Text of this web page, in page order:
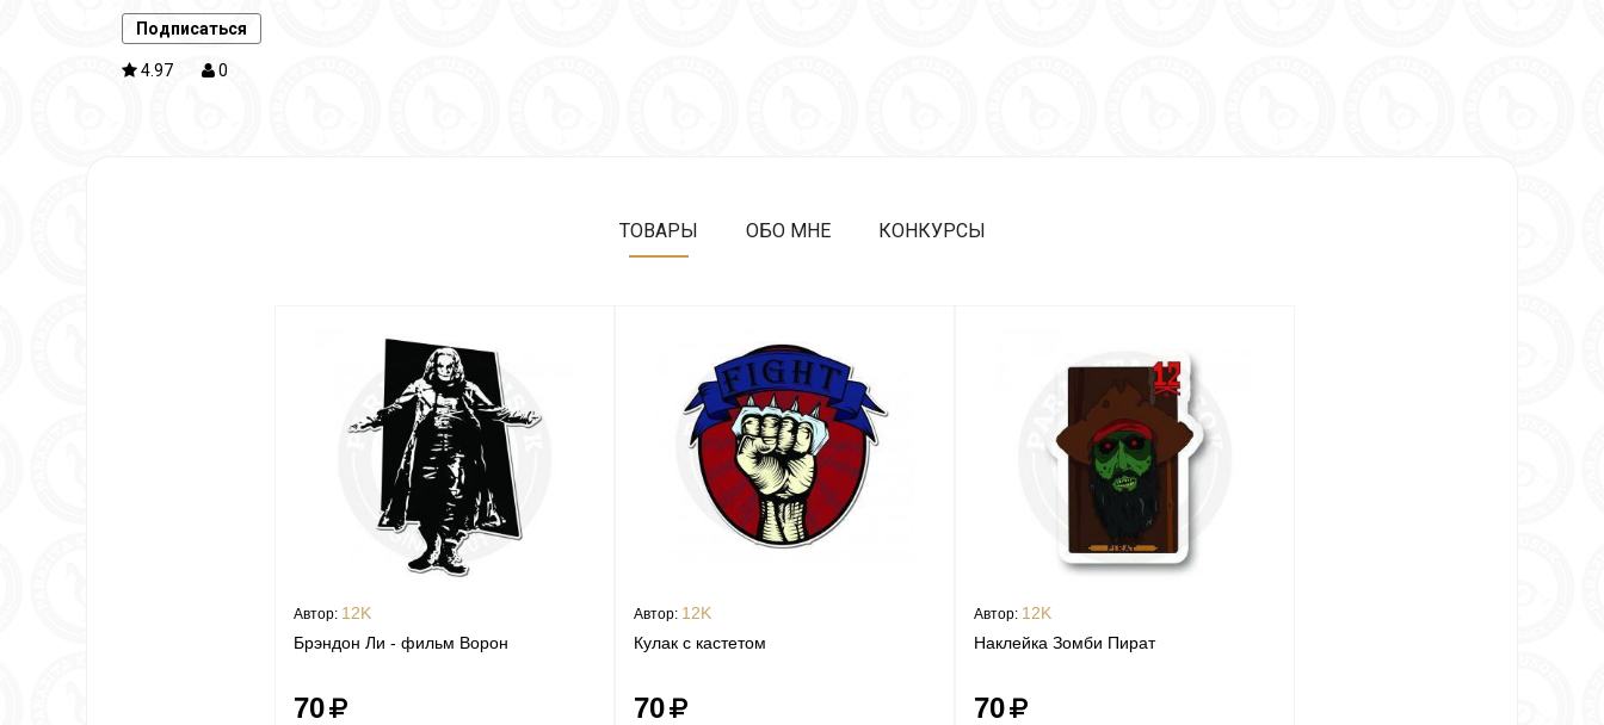
Подписаться
4.97 0
ТОВАРЫ ОБО МНЕ КОНКУРСЫ
Автор: 12K
Брэндон Ли - фильм Ворон
70
Автор: 12K
Кулак с кастетом
70
Автор: 12K
Наклейка Зомби Пират
70